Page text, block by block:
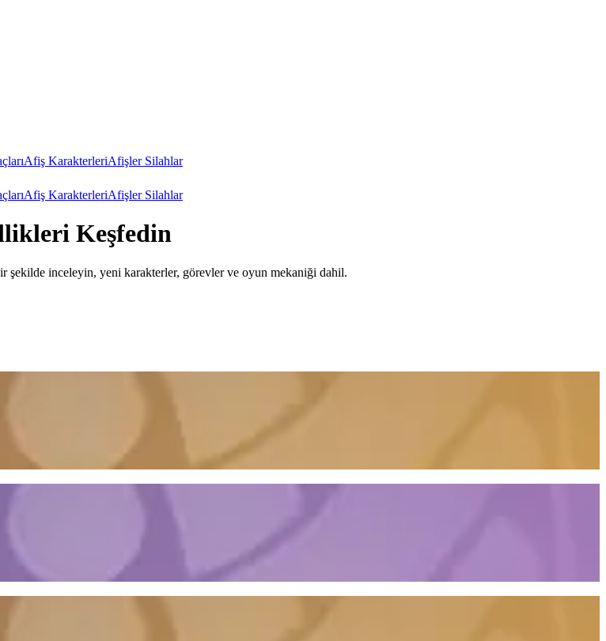
Afiş KarakterleriAfişler Silahlar
Afiş KarakterleriAfişler Silahlar
Keşfedin
şekilde inceleyin, yeni karakterler, görevler ve oyun mekaniği dahil.